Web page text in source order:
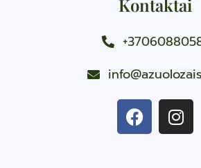
Kontaktai